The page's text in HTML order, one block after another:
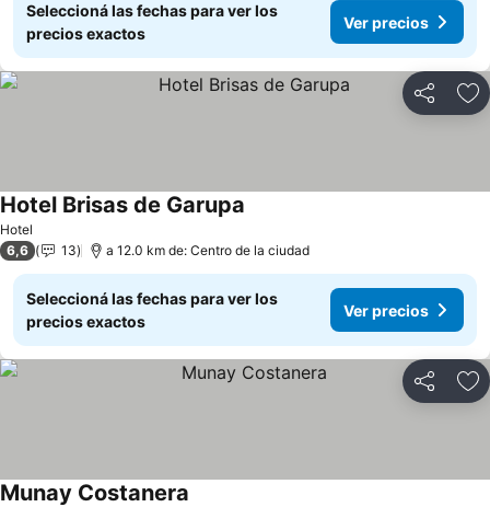
Seleccioná las fechas para ver los
precios exactos
Ver precios
Compartir
Hotel
Hotel Brisas de Garupa
6,6 13 a 12.0 km de: Centro de la ciudad
Seleccioná las fechas para ver los
precios exactos
Ver precios
Compartir
Munay Costanera